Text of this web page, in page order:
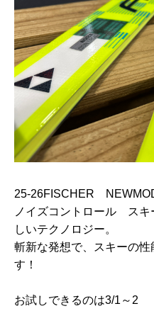
25-26FISCHER
ノイズコントロール スキ
しいテクノロジー。
斬新な発想で、スキーの
す！
お試しできるのは3/1～2